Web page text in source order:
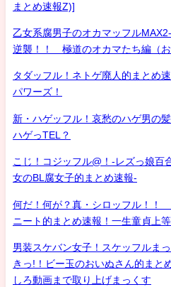
まとめ速報Z)]
乙女系腐男子のオカマッフル
逆襲！！ 極道のオカマたち編（お
タダッフル！ネトゲ廃人的まとめ
パワーズ！
新・ハゲッフル！哀愁のハゲ男の
ハゲっTEL？
こじ！コジッフル@！-レズっ娘百
女のBL腐女子的まとめ速報-
何だ！何が？真・シロッフル！
ニート的まとめ速報！一生童貞上等
男装スケバン女子！スケッフルま
きっ!！ビー玉のおいぬさん的ま
しろ動画まで取り上げまっくす